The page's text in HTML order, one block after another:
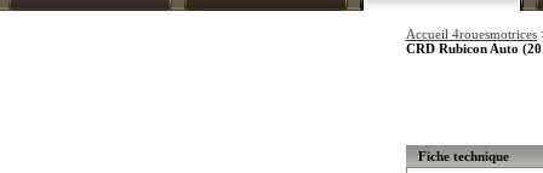
Accueil 4rouesmotrices
CRD Rubicon Auto
Fiche technique